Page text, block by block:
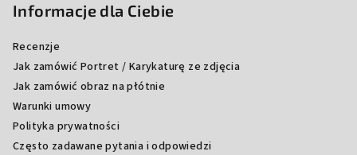
Informacje dla Ciebie
Recenzje
Jak zamówić Portret / Karykaturę ze zdjęcia
Jak zamówić obraz na płótnie
Warunki umowy
Polityka prywatności
Często zadawane pytania i odpowiedzi